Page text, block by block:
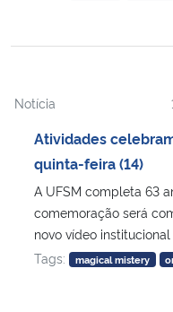
Notícia
Atividades
quinta-feira (14)
A UFSM completa 63
comemoração será
novo vídeo institucional
Tags:
magical mistery